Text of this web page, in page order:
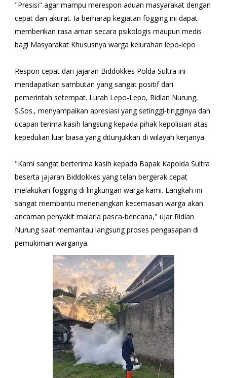
"Presisi" agar mampu merespon aduan masyarakat dengan
cepat dan akurat. Ia berharap kegiatan fogging ini dapat
memberikan rasa aman secara psikologis maupun medis
bagi Masyarakat Khususnya warga kelurahan lepo-lepo
Respon cepat dari jajaran Biddokkes Polda Sultra ini
mendapatkan sambutan yang sangat positif dari
pemerintah setempat. Lurah Lepo-Lepo, Ridlan Nurung,
S.Sos., menyampaikan apresiasi yang setinggi-tingginya dan
ucapan terima kasih langsung kepada pihak kepolisian atas
kepedulian luar biasa yang ditunjukkan di wilayah kerjanya.
"Kami sangat berterima kasih kepada Bapak Kapolda Sultra
beserta jajaran Biddokkes yang telah bergerak cepat
melakukan fogging di lingkungan warga kami. Langkah ini
sangat membantu menenangkan kecemasan warga akan
ancaman penyakit malaria pasca-bencana," ujar Ridlan
Nurung saat memantau langsung proses pengasapan di
pemukiman warganya.